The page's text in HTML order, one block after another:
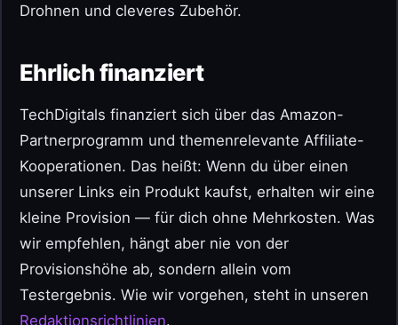
Drohnen und cleveres Zubehör.
Ehrlich finanziert
TechDigitals finanziert sich über das Amazon-
Partnerprogramm und themenrelevante Affiliate-
Kooperationen. Das heißt: Wenn du über einen
unserer Links ein Produkt kaufst, erhalten wir eine
kleine Provision — für dich ohne Mehrkosten. Was
wir empfehlen, hängt aber nie von der
Provisionshöhe ab, sondern allein vom
Testergebnis. Wie wir vorgehen, steht in unseren
Redaktionsrichtlinien.